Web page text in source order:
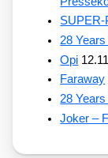
SUPER-
28
Opi
Faraway
28
Joker –